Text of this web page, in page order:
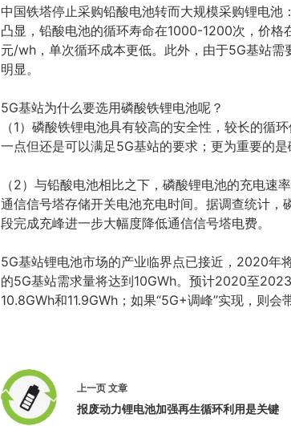
中国铁塔停止采购铅酸电池转而大规模采购锂电
凸显，铅酸电池的循环寿命在1000-1200次，价
元/wh，单次循环成本更低。此外，由于5G基站
明显。
5G基站为什么要选用磷酸铁锂电池呢？
（1）磷酸铁锂电池具有较高的安全性，较长的循
一点但还是可以满足5G基站的要求；更为重要的是
（2）与铅酸电池相比之下，磷酸锂电池的充电速
通信信号塔存储开关电池充电时间。据调查统计
段完成充峰进一步大幅度降低通信信号塔电费。
5G基站锂电池市场的产业临界点已接近，2020年
的5G基站需求量将达到10GWh。预计2020至
10.8GWh和11.9GWh；如果“5G+调峰”实现，则会
上一页 文章
报废动力锂电池加强再生循环利用是关键